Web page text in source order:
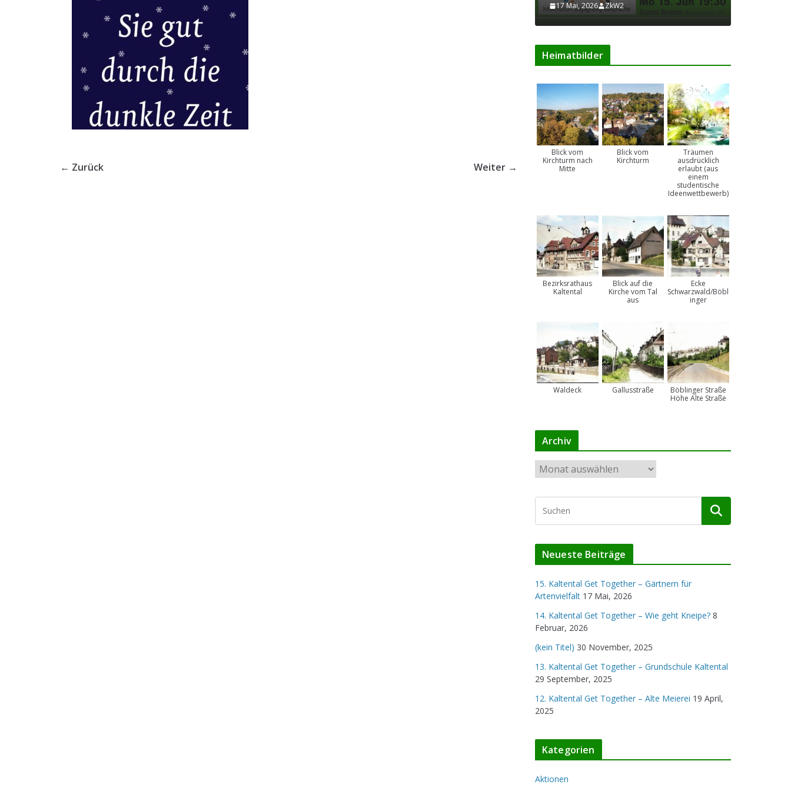
← Zurück Weiter →
17 Mai, 2026 ZkW2
Heimatbilder
Blick vom
Kirchturm nach
Mitte
Blick vom
Kirchturm
Träumen
ausdrücklich
erlaubt (aus
einem
studentische
Ideenwettbewerb)
Bezirksrathaus
Kaltental
Blick auf die
Kirche vom Tal
aus
Ecke
Schwarzwald/Böbl
inger
Waldeck Gallusstraße
Böblinger Straße
Höhe Alte Straße
Archiv
c
i
Neueste Beiträge
15. Kaltental Get Together – Gärtnern für
Artenvielfalt 17 Mai, 2026
14. Kaltental Get Together – Wie geht Kneipe? 8
Februar, 2026
(kein Titel) 30 November, 2025
13. Kaltental Get Together – Grundschule Kaltental
29 September, 2025
12. Kaltental Get Together – Alte Meierei 19 April,
2025
Kategorien
Aktionen